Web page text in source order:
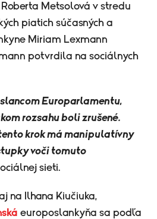
Metsolová v stredu
piatich súčasných a
Miriam Lexmann
potvrdila na sociálnych
Europarlamentu,
rozsahu boli zrušené.
krok má manipulatívny
voči tomuto
sieti.
na Ilhana Kiučiuka,
europoslankyňa sa podľa